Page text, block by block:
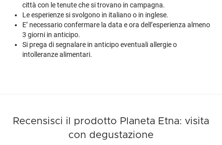
città con le tenute che si trovano in campagna.
Le esperienze si svolgono in italiano o in inglese.
E’ necessario confermare la data e ora dell’esperienza almeno
3 giorni in anticipo.
Si prega di segnalare in anticipo eventuali allergie o
intolleranze alimentari.
Recensisci il prodotto Planeta Etna: visita
con degustazione